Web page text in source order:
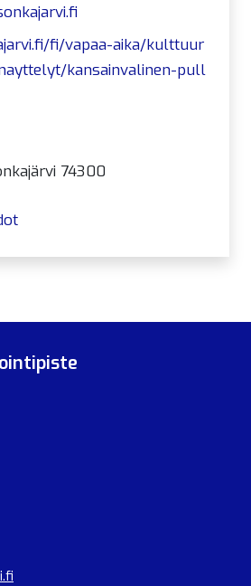
fi/vapaa-aika/kulttuur
kansainvalinen-pull
74300